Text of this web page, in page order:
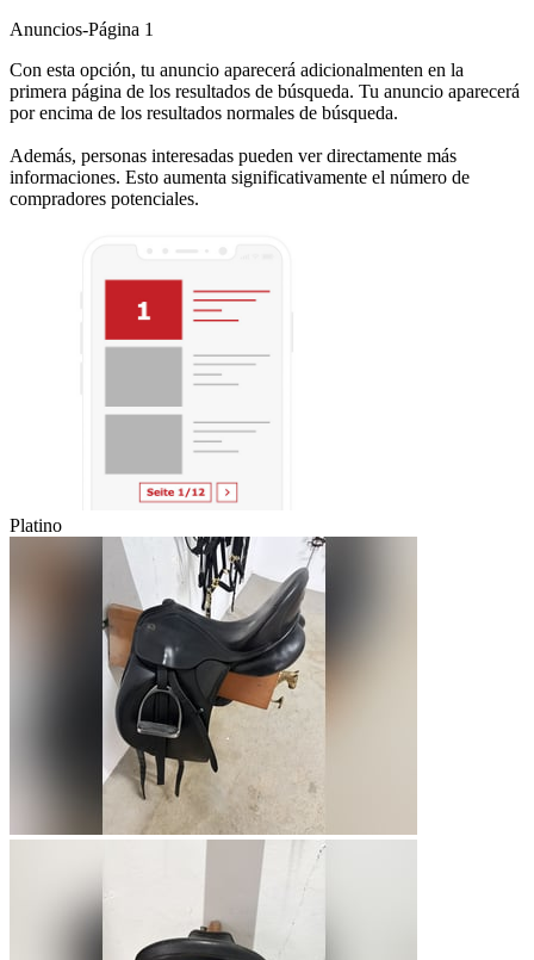
Anuncios-Página 1
Con esta opción, tu anuncio aparecerá adicionalmenten en la
primera página de los resultados de búsqueda. Tu anuncio aparecerá
por encima de los resultados normales de búsqueda.
Además, personas interesadas pueden ver directamente más
informaciones. Esto aumenta significativamente el número de
compradores potenciales.
Platino